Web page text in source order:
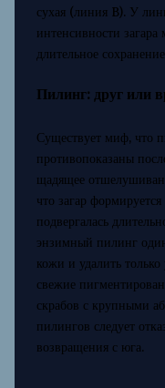
сухая (линия B). У
интенсивности загара
длительное
Пилинг: друг или
Существует миф, что
противопоказаны
щадящее
что загар
подвергалась
энзимный пилинг
кожи и удалить
свежие
скрабов с крупными
пилингов следует
возвращения с юга.